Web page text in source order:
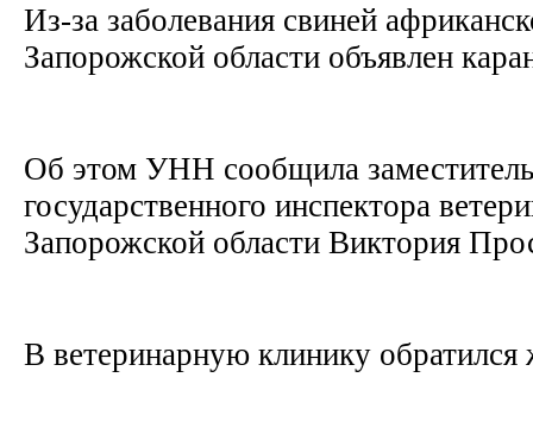
Из-за заболевания свиней
Запорожской области объявлен
Об этом УНН сообщила заместитель
государственного инспектора
Запорожской области Виктория
В ветеринарную клинику обратился